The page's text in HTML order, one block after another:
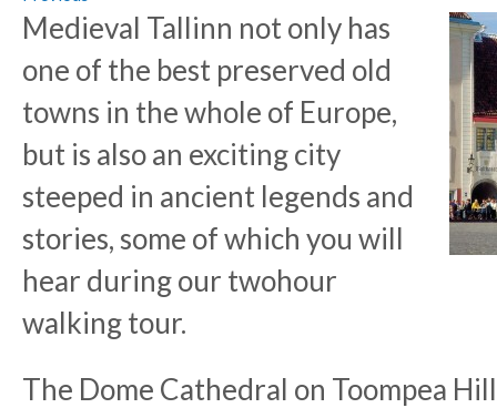
Medieval Tallinn not only has
one of the best preserved old
towns in the whole of Europe,
but is also an exciting city
steeped in ancient legends and
stories, some of which you will
hear during our twohour
walking tour.
The Dome Cathedral on Toompea